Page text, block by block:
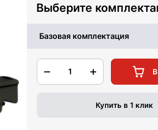
Выберите
Базовая комплектация
1
Купить в 1 клик